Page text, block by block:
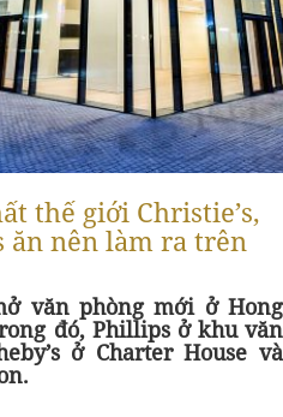
thế giới Christie’s,
ăn nên làm ra trên
văn phòng mới ở Hong
đó, Phillips ở khu văn
ở Charter House và